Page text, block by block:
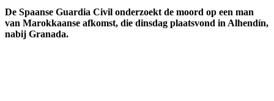
De Spaanse Guardia Civil onderzoekt de moord op een man
van Marokkaanse afkomst, die dinsdag plaatsvond in Alhendín,
nabij Granada.